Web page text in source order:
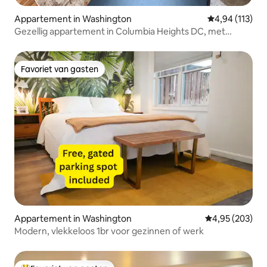
Appartement in Washington Gemiddelde
4,94 (113)
Gezellig appartement in Columbia Heights DC, met
Favoriet van gasten
Favoriet van gasten
Appartement in Washington Gemiddelde
4,95 (203)
Modern, vlekkeloos 1br voor gezinnen of werk